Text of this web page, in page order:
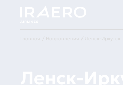
Главная Направления Ленск-Иркутск